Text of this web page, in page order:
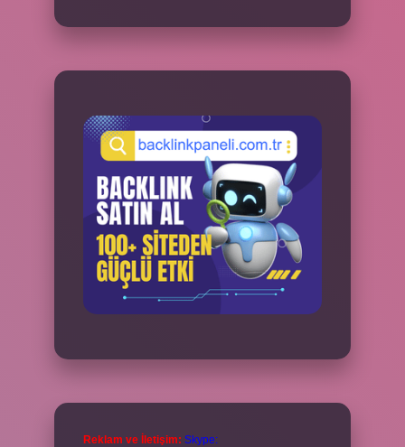
Reklam ve İletişim: Skype: